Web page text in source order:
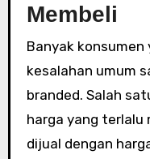
Membeli
Banyak
kesalahan umum
branded. Salah
harga yang terlalu
dijual dengan